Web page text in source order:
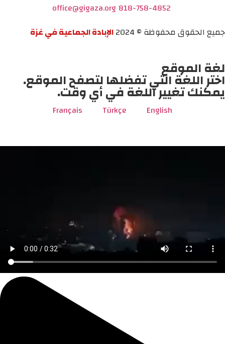
818-758-4852
office@gigaza.org
جميع الحقوق محفوظة © 2024
الإبادة الجماعية في غزة
لغة الموقع
اختر اللغة التي تفضلها لتصفح الموقع.
يمكنك تغيير اللغة في أي وقت.
English
Türkçe
Français